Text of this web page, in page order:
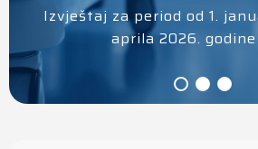
Izvještaj za period od 1.
aprila 2026. godine